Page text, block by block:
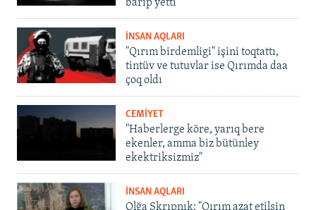
barıp yetti
İNSAN AQLARI
"Qırım birdemligi" işini toqtattı,
tintüv ve tutuvlar ise Qırımda daa
çoq oldı
CEMİYET
"Haberlerge köre, yarıq bere
ekenler, amma biz bütünley
ekektriksizmiz"
İNSAN AQLARI
Olğa Skrıpnık: "Qırım azat etilsin